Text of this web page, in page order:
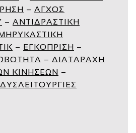
– ΑΓΧΟΣ
– ΑΝΤΙΔΡΑΣΤΙΚΗ
– ΕΓΚΟΠΡΙΣΗ –
– ΔΙΑΤΑΡΑΧΗ
ΚΙΝΗΣΕΩΝ –